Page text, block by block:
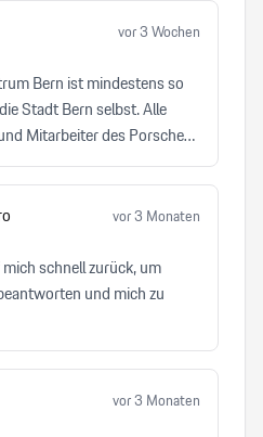
vor 3 Wochen
Bern ist mindestens so
Stadt Bern selbst. Alle
Mitarbeiter des Porsche
einen bemerkenswerten
die Traditionsmarke Porsche
repräsentiert wird. Kein
ich bisher besucht habe,
Herzlichkeit,
Zuverlässigkeit überzeugt.
vor 3 Monaten
schnell zurück, um
und mich zu
vor 3 Monaten